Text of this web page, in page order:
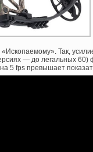
Так,
— до легальных
5 fps превышает